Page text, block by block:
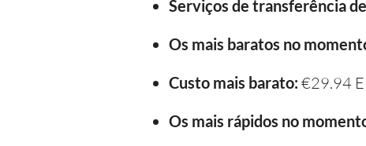
Serviços de transferência
Os mais baratos no
Custo mais barato: €29.94
Os mais rápidos no